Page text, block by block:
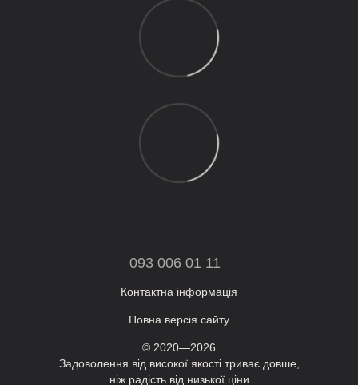
093 006 01 11
Контактна інформація
Повна версія сайту
© 2020—2026
Задоволення від високої якості триває довше,
ніж радість від низької ціни